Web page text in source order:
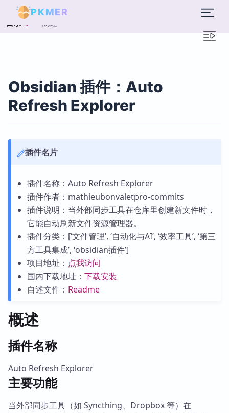
PKMER
目录 概述
Obsidian 插件：Auto
Refresh Explorer
插件名片
插件名称：Auto Refresh Explorer
插件作者：mathieubonvaletpro-commits
插件说明：当外部同步工具在仓库里创建新文件时，
它能自动刷新文件资源管理器。
插件分类：[‘文件管理’, ‘自动化与AI’, ‘效率工具’, ‘第三
方工具集成’, ‘obsidian插件’]
项目地址： 点我访问
国内下载地址： 下载安装
自述文件： Readme
概述
插件名称
Auto Refresh Explorer
主要功能
当外部同步工具（如 Syncthing、Dropbox 等）在